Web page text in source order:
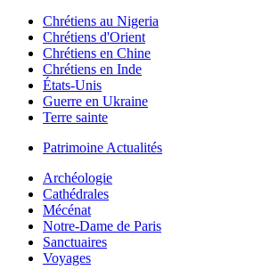
Chrétiens au Nigeria
Chrétiens d'Orient
Chrétiens en Chine
Chrétiens en Inde
États-Unis
Guerre en Ukraine
Terre sainte
Patrimoine Actualités
Archéologie
Cathédrales
Mécénat
Notre-Dame de Paris
Sanctuaires
Voyages